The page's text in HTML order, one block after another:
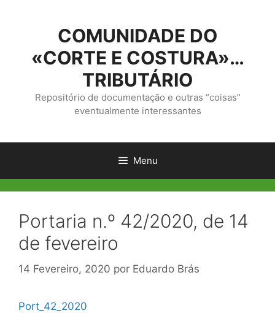
conteúdo
COMUNIDADE DO
«CORTE E COSTURA»…
TRIBUTÁRIO
Repositório de documentação e outras “coisas”
eventualmente interessantes
Menu
Portaria n.º 42/2020, de 14
de fevereiro
14 Fevereiro, 2020 por Eduardo Brás
Port_42_2020